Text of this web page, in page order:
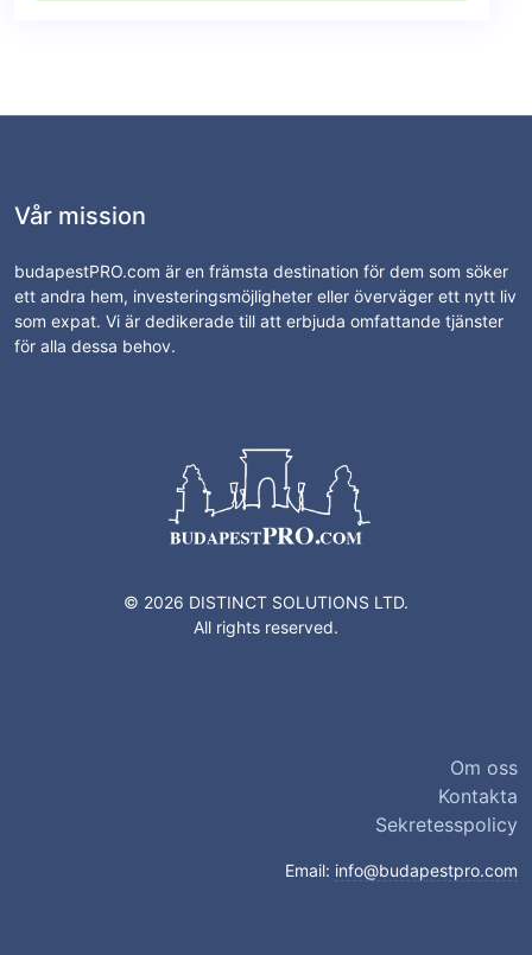
Vår mission
budapestPRO.com är en främsta destination för dem som söker
ett andra hem, investeringsmöjligheter eller överväger ett nytt liv
som expat. Vi är dedikerade till att erbjuda omfattande tjänster
för alla dessa behov.
© 2026 DISTINCT SOLUTIONS LTD.
All rights reserved.
Om oss
Kontakta
Sekretesspolicy
Email: info@budapestpro.com